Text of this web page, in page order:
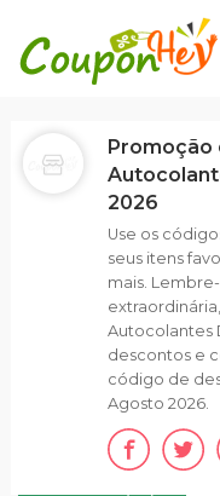
Promoção
2026
Use os
seus itens
mais.
Autocolantes
descontos e
código de
Agosto 2026.